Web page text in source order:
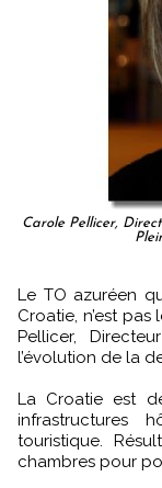
Carole Pellicer,
Le TO azuréen qui a humé le premier le potentiel de la
Croatie, n’est
Pellicer,
l’évolution de la
La Croatie est
infrastructures
touristique.
chambres pour